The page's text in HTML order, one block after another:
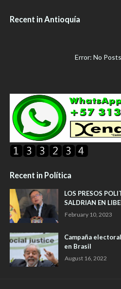
Recent in Antioquía
Error: No
Recent in Política
LOS PRESOS
SALDRIAN EN
February 10, 2023
Campaña
en Brasil
August 16, 2022